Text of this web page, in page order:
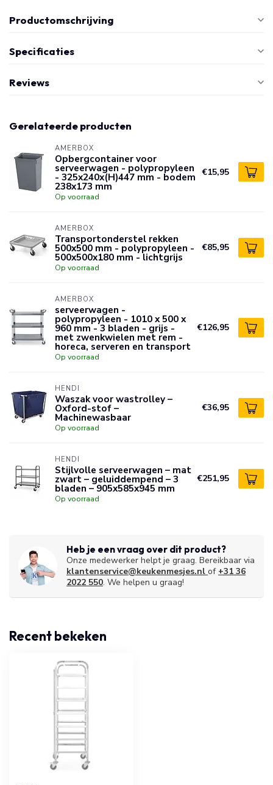
Productomschrijving
Specificaties
Reviews
Gerelateerde producten
AMERBOX
Opbergcontainer voor
serveerwagen - polypropyleen
- 325x240x(H)447 mm - bodem
238x173 mm
Op voorraad
€15,95
AMERBOX
Transportonderstel rekken
500x500 mm - polypropyleen -
500x500x180 mm - lichtgrijs
Op voorraad
€85,95
AMERBOX
serveerwagen -
polypropyleen - 1010 x 500 x
960 mm - 3 bladen - grijs -
met zwenkwielen met rem -
horeca, serveren en transport
Op voorraad
€126,95
HENDI
Waszak voor wastrolley –
Oxford-stof –
Machinewasbaar
Op voorraad
€36,95
HENDI
Stijlvolle serveerwagen – mat
zwart – geluiddempend – 3
bladen – 905x585x945 mm
Op voorraad
€251,95
Heb je een vraag over dit product?
Onze medewerker helpt je graag. Bereikbaar via
klantenservice@keukenmesjes.nl of +31 36
2022 550. We helpen u graag!
Recent bekeken